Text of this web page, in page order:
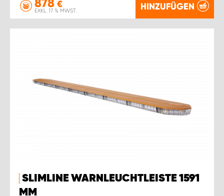
€
EXKL. 17 % MWST. HINZUFÜGEN
SLIMLINE WARNLEUCHTLEISTE 1591
MM